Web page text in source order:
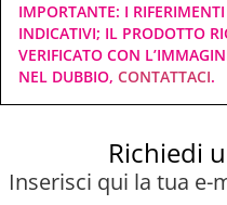
IMPORTANTE: I
INDICATIVI; IL PRODOTTO
VERIFICATO CON
NEL DUBBIO, CONTATTACI.
Richiedi
Inserisci qui la tua e-